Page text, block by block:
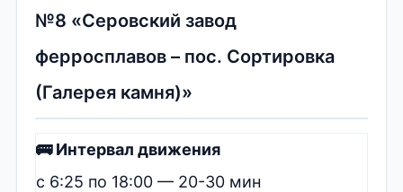
№8 «Серовский завод
ферросплавов – пос. Сортировка
(Галерея камня)»
🚌 Интервал движения
с 6:25 по 18:00 — 20-30 мин